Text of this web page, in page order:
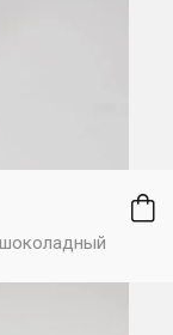
шоколадный